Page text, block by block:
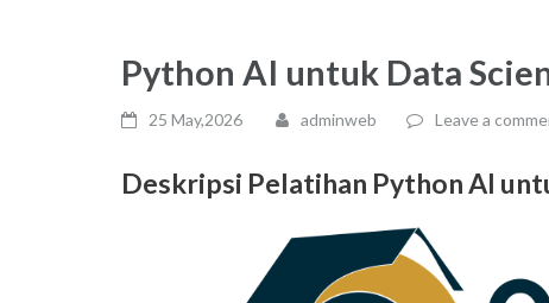
Python AI untuk Data
25 May,2026 adminweb Leave a
Deskripsi Pelatihan Python AI